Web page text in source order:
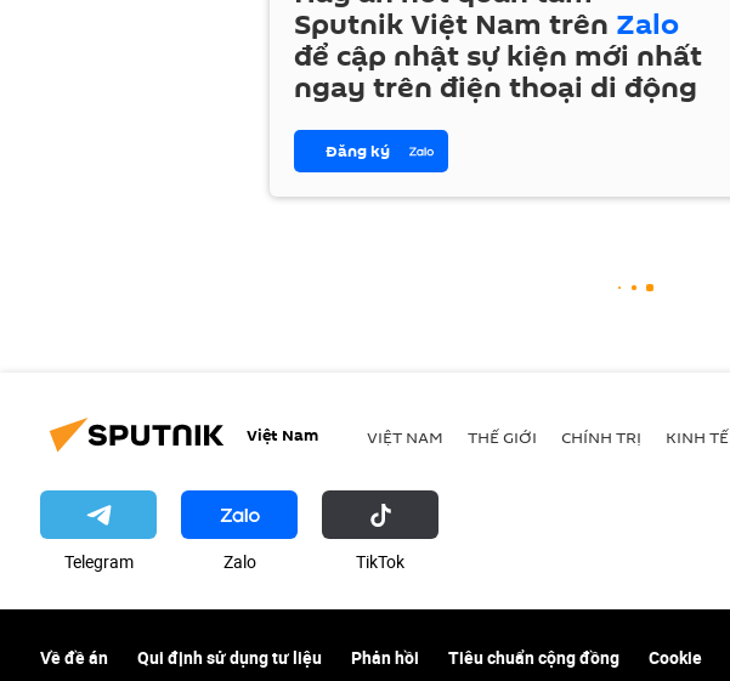
Sputnik Việt Nam trên Zalo
để cập nhật sự kiện mới nhất
ngay trên điện thoại di động
Đăng ký
Việt Nam VIỆT NAM THẾ GIỚI CHÍNH TRỊ KINH TẾ
Telegram Zalo ТikТоk
Về đề án Qui định sử dụng tư liệu Phản hồi Tiêu chuẩn cộng đồng Cookie